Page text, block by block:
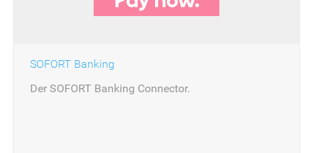
SOFORT Banking
Der SOFORT Banking Connector.